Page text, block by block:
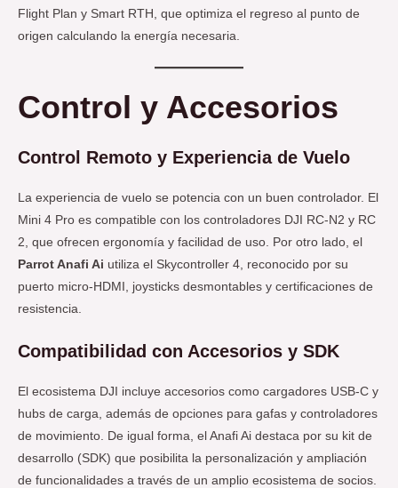
Flight Plan y Smart RTH, que optimiza el regreso al punto de
origen calculando la energía necesaria.
Control y Accesorios
Control Remoto y Experiencia de Vuelo
La experiencia de vuelo se potencia con un buen controlador. El
Mini 4 Pro es compatible con los controladores DJI RC-N2 y RC
2, que ofrecen ergonomía y facilidad de uso. Por otro lado, el
Parrot Anafi Ai utiliza el Skycontroller 4, reconocido por su
puerto micro-HDMI, joysticks desmontables y certificaciones de
resistencia.
Compatibilidad con Accesorios y SDK
El ecosistema DJI incluye accesorios como cargadores USB-C y
hubs de carga, además de opciones para gafas y controladores
de movimiento. De igual forma, el Anafi Ai destaca por su kit de
desarrollo (SDK) que posibilita la personalización y ampliación
de funcionalidades a través de un amplio ecosistema de socios.